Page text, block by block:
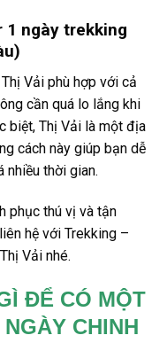
1 ngày trekking
Vải phù hợp với cả
cần quá lo lắng khi
biệt, Thị Vải là một địa
cách này giúp bạn dễ
nhiều thời gian.
phục thú vị và tận
hệ với Trekking –
Vải nhé.
ĐỂ CÓ MỘT
CHINH